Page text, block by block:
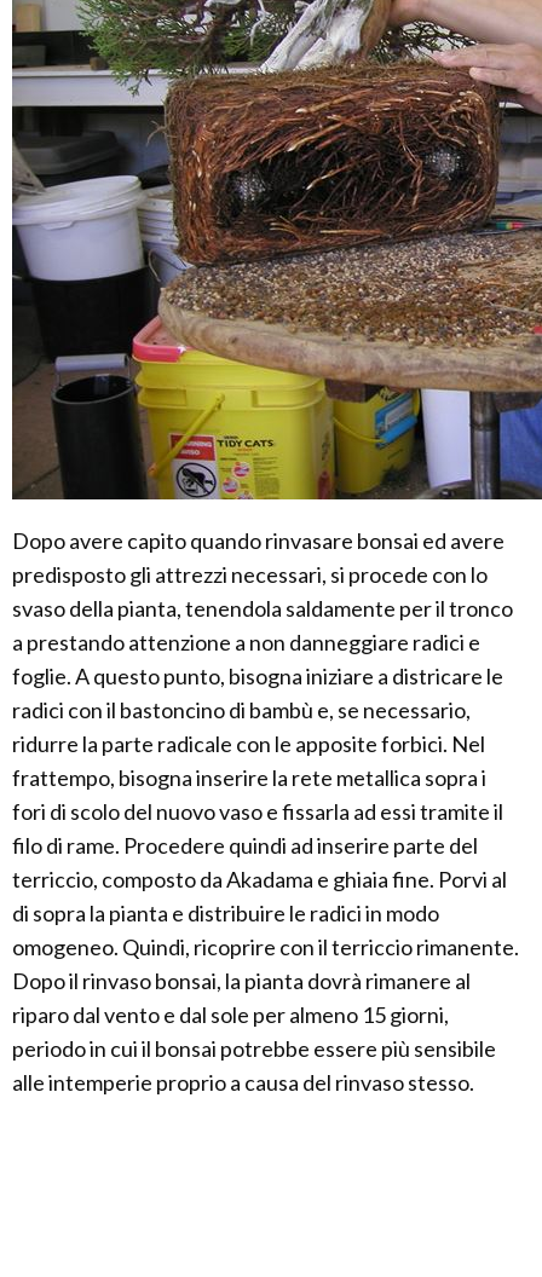
Dopo avere capito quando rinvasare bonsai ed avere
predisposto gli attrezzi necessari, si procede con lo
svaso della pianta, tenendola saldamente per il tronco
a prestando attenzione a non danneggiare radici e
foglie. A questo punto, bisogna iniziare a districare le
radici con il bastoncino di bambù e, se necessario,
ridurre la parte radicale con le apposite forbici. Nel
frattempo, bisogna inserire la rete metallica sopra i
fori di scolo del nuovo vaso e fissarla ad essi tramite il
filo di rame. Procedere quindi ad inserire parte del
terriccio, composto da Akadama e ghiaia fine. Porvi al
di sopra la pianta e distribuire le radici in modo
omogeneo. Quindi, ricoprire con il terriccio rimanente.
Dopo il rinvaso bonsai, la pianta dovrà rimanere al
riparo dal vento e dal sole per almeno 15 giorni,
periodo in cui il bonsai potrebbe essere più sensibile
alle intemperie proprio a causa del rinvaso stesso.